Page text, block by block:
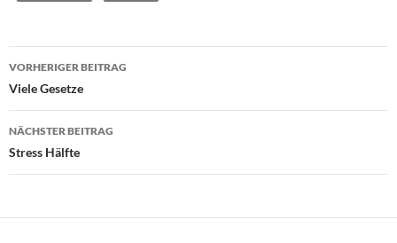
Beitragsnavigation
VORHERIGER BEITRAG
Viele Gesetze
NÄCHSTER BEITRAG
Stress Hälfte